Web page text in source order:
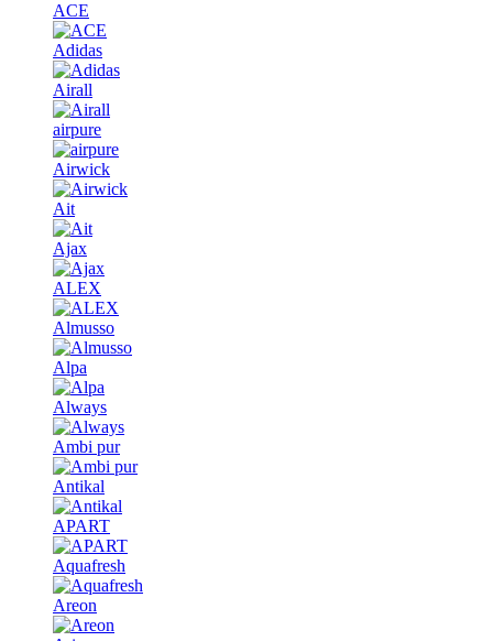
ACE
Adidas
Airall
airpure
Airwick
Ait
Ajax
ALEX
Almusso
Alpa
Always
Ambi pur
Antikal
APART
Aquafresh
Areon